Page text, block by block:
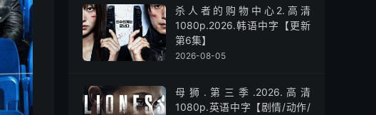
杀人者的购物中心2.高清
1080p.2026.韩语中字【更新
第6集】
2026-08-05
母狮.第三季.2026.高清
1080p.英语中字【剧情/动作/